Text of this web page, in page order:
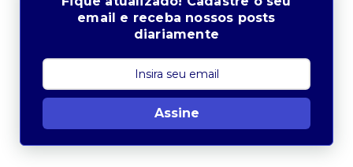
email e receba nossos posts
diariamente
Assine